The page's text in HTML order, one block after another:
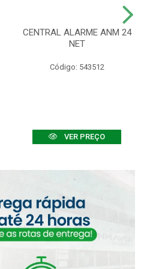
CENTRAL ALARME ANM 24
NET
Código: 543512
VER PREÇO